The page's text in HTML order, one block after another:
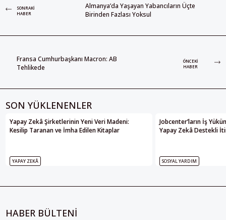
SONRAKI
HABER
Almanya’da Yaşayan Yabancıların Üçte
Birinden Fazlası Yoksul
Fransa Cumhurbaşkanı Macron: AB
Tehlikede
ÖNCEKI
HABER
SON YÜKLENENLER
Yapay Zekâ Şirketlerinin Yeni Veri Madeni:
Kesilip Taranan ve İmha Edilen Kitaplar
YAPAY ZEKÂ
Jobcenter’ların İş
Yapay Zekâ Destekli
SOSYAL YARDIM
HABER BÜLTENİ